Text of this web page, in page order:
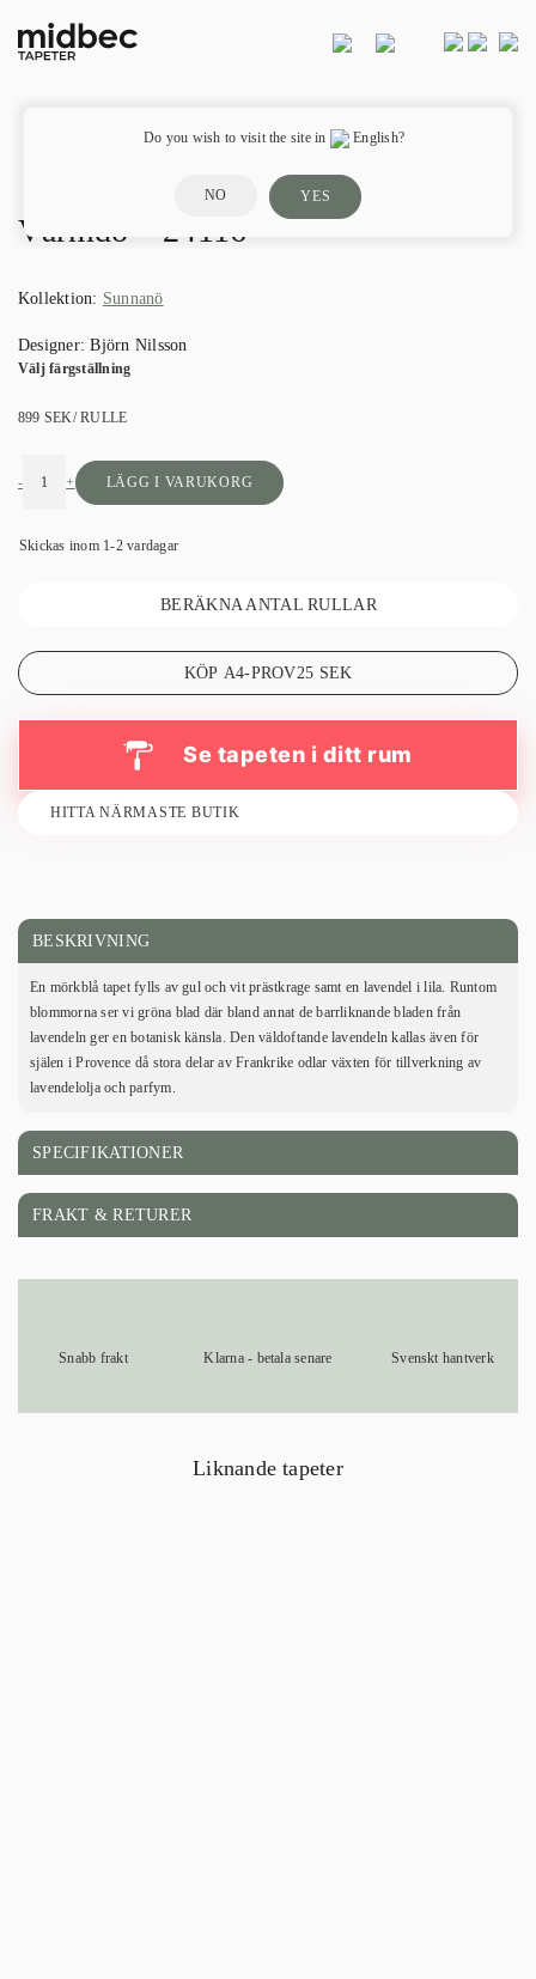
Värmdö – 24116
Kollektion: Sunnanö
Designer:Björn Nilsson
Välj färgställning
899 SEK/ RULLE
- + LÄGG I VARUKORG
Skickas inom 1-2 vardagar
BERÄKNA ANTAL RULLAR
KÖP A4-PROV25 SEK
Se tapeten i ditt rum
HITTA NÄRMASTE BUTIK
BESKRIVNING
En mörkblå tapet fylls av gul och vit prästkrage samt en lavendel i lila. Runtom
blommorna ser vi gröna blad där bland annat de barrliknande bladen från
lavendeln ger en botanisk känsla. Den väldoftande lavendeln kallas även för
själen i Provence då stora delar av Frankrike odlar växten för tillverkning av
lavendelolja och parfym.
SPECIFIKATIONER
FRAKT & RETURER
Snabb frakt Klarna - betala senare Svenskt hantverk
Liknande tapeter
Do you wish to visit the site in English?
NO YES